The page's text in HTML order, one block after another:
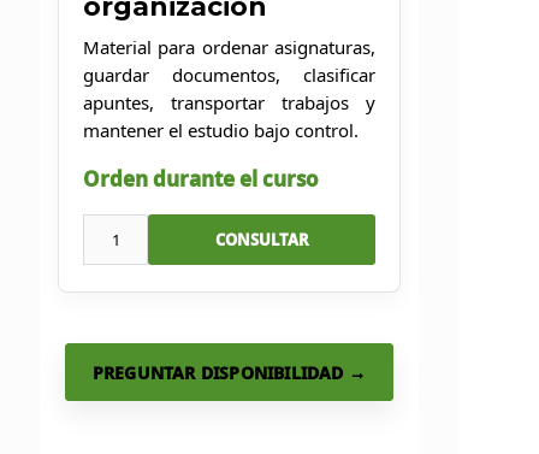
organización
Material para ordenar asignaturas,
guardar documentos, clasificar
apuntes, transportar trabajos y
mantener el estudio bajo control.
Orden durante el curso
1 CONSULTAR
PREGUNTAR DISPONIBILIDAD →